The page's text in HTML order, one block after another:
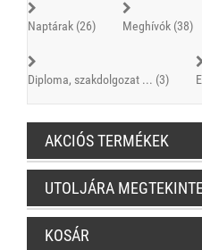
Naptárak (26) Meghívók (38)
Diploma, szakdolgozat ... (3)
AKCIÓS TERMÉKEK
UTOLJÁRA
KOSÁR